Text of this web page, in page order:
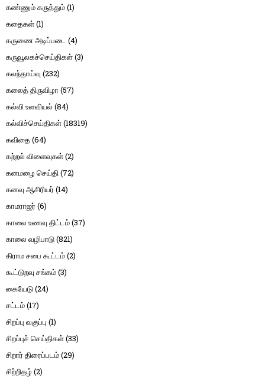
கண்ணும் கருத்தும்(1)
கதைகள்(1)
கருணை அடிப்படை (4)
கருவூலகச்செய்திகள்(3)
கலந்தாய்வு (232)
கலைத் திருவிழா (57)
கல்வி உளவியல் (84)
கல்விச்செய்திகள்(18319)
கவிதை(64)
கற்றல் விளைவுகள்(2)
கனமழை செய்தி(72)
கனவு ஆசிரியர் (14)
காமராஜர் (6)
காலை உணவு திட்டம்(37)
காலை வழிபாடு(821)
கிராம சபை கூட்டம்(2)
கூட்டுறவு சங்கம்(3)
கையேடு(24)
சட்டம்(17)
சிறப்பு வகுப்பு (1)
சிறப்புச் செய்திகள்(33)
சிறார் திரைப்படம்(29)
சிற்றிதழ் (2)